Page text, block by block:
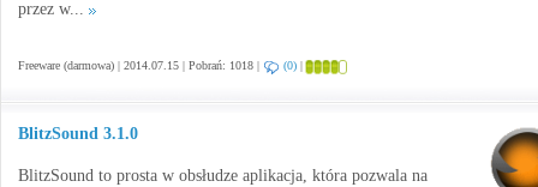
przez w...
Freeware (darmowa) | 2014.07.15 | Pobrań: 1018 | (0) |
BlitzSound 3.1.0
BlitzSound to prosta w obsłudze aplikacja, która pozwala na